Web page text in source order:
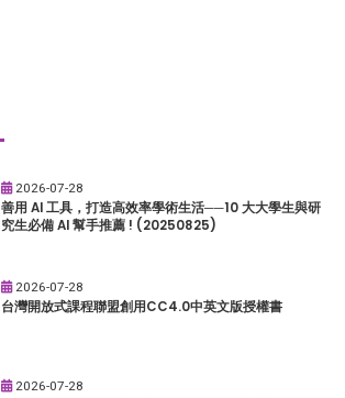
2026-07-28
善用 AI 工具，打造高效率學術生活──10 大大學生與研
究生必備 AI 幫手推薦 ! (20250825)
2026-07-28
台灣開放式課程聯盟創用CC4.0中英文版授權書
2026-07-28